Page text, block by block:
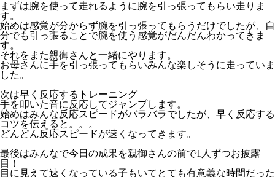
まずは腕を使って走れるように腕を引っ張ってもらい走りま
す。
始めは感覚が分からず腕を引っ張ってもらうだけでしたが、自
分でも引っ張ることで腕を使う感覚がだんだんわかってきま
す。
それをまた親御さんと一緒にやります。
お母さんに手を引っ張ってもらいみんな楽しそうに走っていま
した。
次は早く反応するトレーニング
手を叩いた音に反応してジャンプします。
始めはみんな反応スピードがバラバラでしたが、早く反応する
コツを伝えると。。。
どんどん反応スピードが速くなってきます。
最後はみんなで今日の成果を親御さんの前で1人ずつお披露
目！
目に見えて速くなっている子もいてとても有意義な時間だった